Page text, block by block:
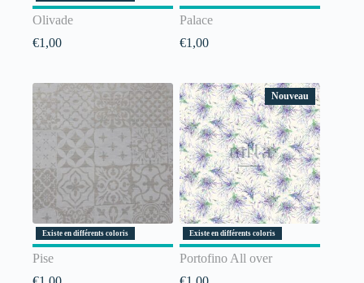
Olivade
€1,00
Palace
€1,00
Existe en différents coloris
Pise
Nouveau
Existe en différents coloris
Portofino All over